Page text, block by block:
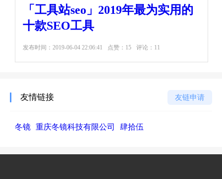
「工具站seo」2019年最为实用的
十款SEO工具
发布时间： 2019-06-04 22:06:41 点赞：15 评论：11
友情链接 友链申请
冬镜 重庆冬镜科技有限公司 肆拾伍